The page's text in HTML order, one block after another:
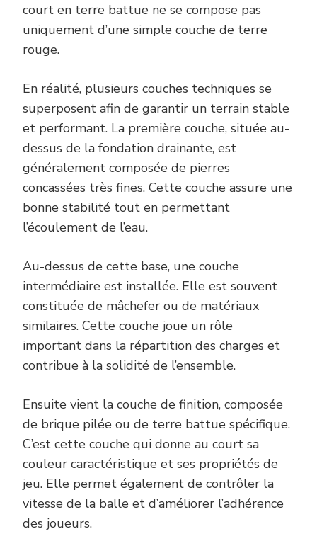
court en terre battue ne se compose pas
uniquement d’une simple couche de terre
rouge.
En réalité, plusieurs couches techniques se
superposent afin de garantir un terrain stable
et performant. La première couche, située au-
dessus de la fondation drainante, est
généralement composée de pierres
concassées très fines. Cette couche assure une
bonne stabilité tout en permettant
l’écoulement de l’eau.
Au-dessus de cette base, une couche
intermédiaire est installée. Elle est souvent
constituée de mâchefer ou de matériaux
similaires. Cette couche joue un rôle
important dans la répartition des charges et
contribue à la solidité de l’ensemble.
Ensuite vient la couche de finition, composée
de brique pilée ou de terre battue spécifique.
C’est cette couche qui donne au court sa
couleur caractéristique et ses propriétés de
jeu. Elle permet également de contrôler la
vitesse de la balle et d’améliorer l’adhérence
des joueurs.